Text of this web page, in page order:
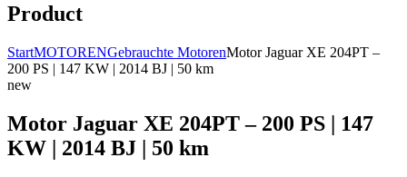
Product
StartMOTORENGebrauchte MotorenMotor Jaguar XE 204PT –
200 PS | 147 KW | 2014 BJ | 50 km
new
Motor Jaguar XE 204PT – 200 PS | 147
KW | 2014 BJ | 50 km